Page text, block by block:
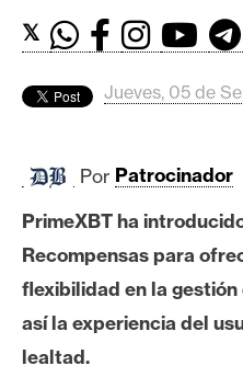
a
o
i
t
c
i
n
𝕏
Jueves, 05 de
Por Patrocinador
PrimeXBT ha
Recompensas para
flexibilidad en la gestión
así la experiencia del
lealtad.